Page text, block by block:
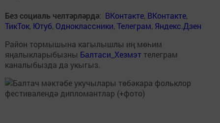
Без социаль челтәрләрдә: ВКонтакте, ВКонтакте,
ТикТок, Ютуб, Одноклассники,Телеграм, Яндекс.Дзен
Район тормышына кагылышлы иң мөһим
яңалыкларыбызны Балтаси_Хезмэт телеграм
каналыбызда да укыгыз.